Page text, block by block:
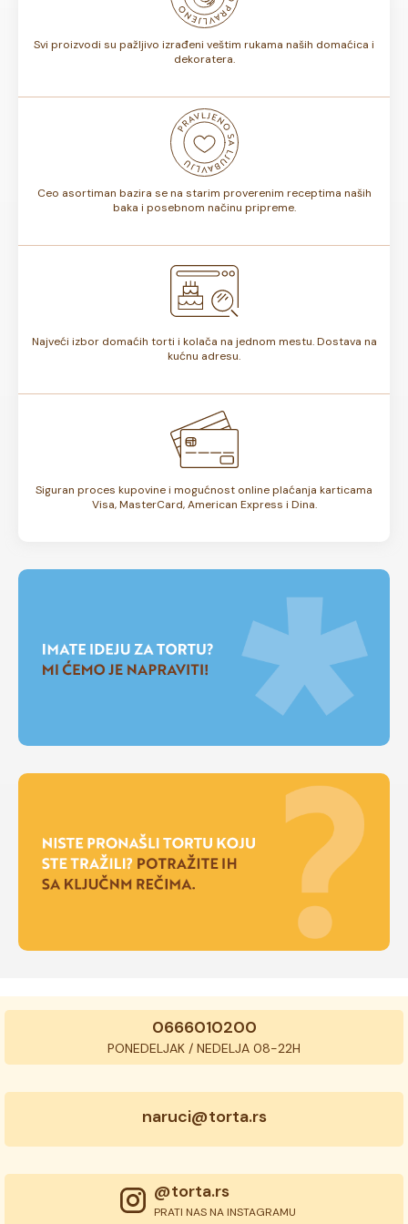
Svi proizvodi su pažljivo izrađeni veštim rukama naših domaćica i
dekoratera.
Ceo asortiman bazira se na starim proverenim receptima naših
baka i posebnom načinu pripreme.
Najveći izbor domaćih torti i kolača na jednom mestu. Dostava na
kućnu adresu.
Siguran proces kupovine i mogućnost online plaćanja karticama
Visa, MasterCard, American Express i Dina.
0666010200
PONEDELJAK / NEDELJA 08-22H
naruci@torta.rs
@torta.rs
PRATI NAS NA INSTAGRAMU